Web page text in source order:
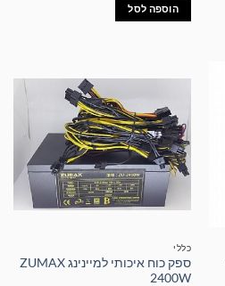
הוספה לסל
כללי
ספק כוח איכותי למיינינג ZUMAX
2400W